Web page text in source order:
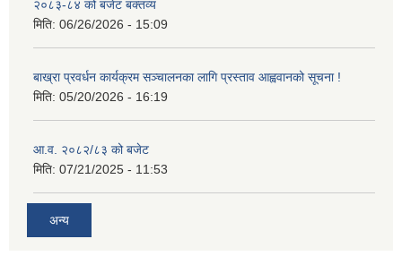
२०८३-८४ को बजेट बक्तव्य
मिति: 06/26/2026 - 15:09
बाख्रा प्रवर्धन कार्यक्रम सञ्चालनका लागि प्रस्ताव आह्ववानको सूचना !
मिति: 05/20/2026 - 16:19
आ.व. २०८२/८३ को बजेट
मिति: 07/21/2025 - 11:53
अन्य